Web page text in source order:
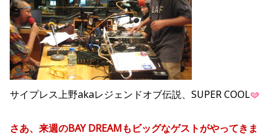
サイプレス上野akaレジェンドオブ伝説、SUPER COOL
さあ、来週のBAY DREAMもビッグなゲストがやってきま